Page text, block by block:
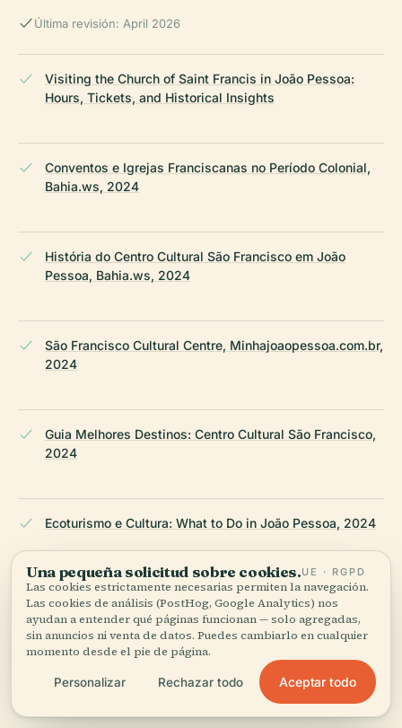
Última revisión: April 2026
Visiting the Church of Saint Francis in João Pessoa:
Hours, Tickets, and Historical Insights
Conventos e Igrejas Franciscanas no Período Colonial,
Bahia.ws, 2024
História do Centro Cultural São Francisco em João
Pessoa, Bahia.ws, 2024
São Francisco Cultural Centre, Minhajoaopessoa.com.br,
2024
Guia Melhores Destinos: Centro Cultural São Francisco,
2024
Ecoturismo e Cultura: What to Do in João Pessoa, 2024
Wikipedia: São Francisco Cultural Center
WildTrips: João Pessoa Brazil - What to Visit, 2024
Una pequeña solicitud sobre cookies.UE · RGPD
Las cookies estrictamente necesarias permiten la navegación.
Las cookies de análisis (PostHog, Google Analytics) nos
ayudan a entender qué páginas funcionan — solo agregadas,
sin anuncios ni venta de datos. Puedes cambiarlo en cualquier
momento desde el pie de página.
Personalizar Rechazar todo Aceptar todo